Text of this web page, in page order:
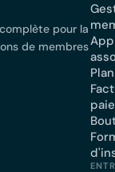
pour la
de membres